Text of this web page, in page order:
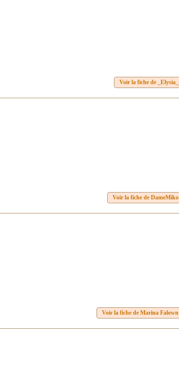
Voir la fiche de _Elysia_
Voir la fiche de DameMiko
Voir la fiche de Marina Falown